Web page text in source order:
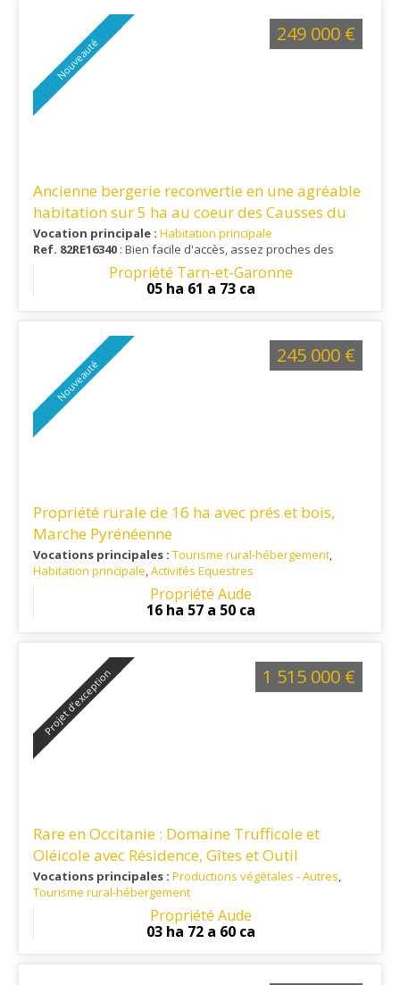
Nouveauté
Ancienne bergerie reconvertie en une agréable
habitation sur 5 ha au coeur des Causses du
Quercy
Vocation principale : Habitation principale
Ref. 82RE16340 : Bien facile d'accès, assez proches des
services et commodités. Accès autoroute A20 à moins de 15
Propriété Tarn-et-Garonne
05 ha 61 a 73 ca
249 000 €
Nouveauté
Propriété rurale de 16 ha avec prés et bois,
Marche Pyrénéenne
Vocations principales : Tourisme rural-hébergement,
Habitation principale,Activités Equestres
: Située dans un environnement naturel
préservé, cette propriété séduira les amateurs de calme, de
grands espaces et d'activités de pleine nature. Les
Propriété Aude
16 ha 57 a 50 ca
245 000 €
Projet d’exception
Rare en Occitanie : Domaine Trufficole et
Oléicole avec Résidence, Gîtes et Outil
d’Exploitation Complet
Vocations principales : Productions végétales - Autres,
Tourisme rural-hébergement
: Au cœur du Minervois, cette propriété
bénéficie d'une situation privilégiée, proximité des
commerces, du Canal du Midi, de Narbonne, Carcassonne et
Propriété Aude
03 ha 72 a 60 ca
1 515 000 €